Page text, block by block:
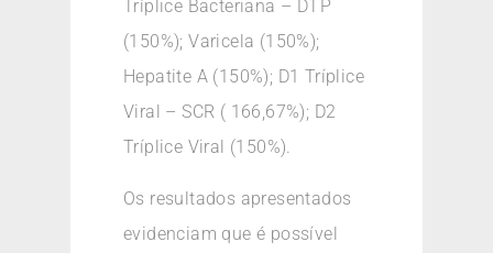
Tríplice Bacteriana – DTP
(150%); Varicela (150%);
Hepatite A (150%); D1 Tríplice
Viral – SCR ( 166,67%); D2
Tríplice Viral (150%).
Os resultados apresentados
evidenciam que é possível